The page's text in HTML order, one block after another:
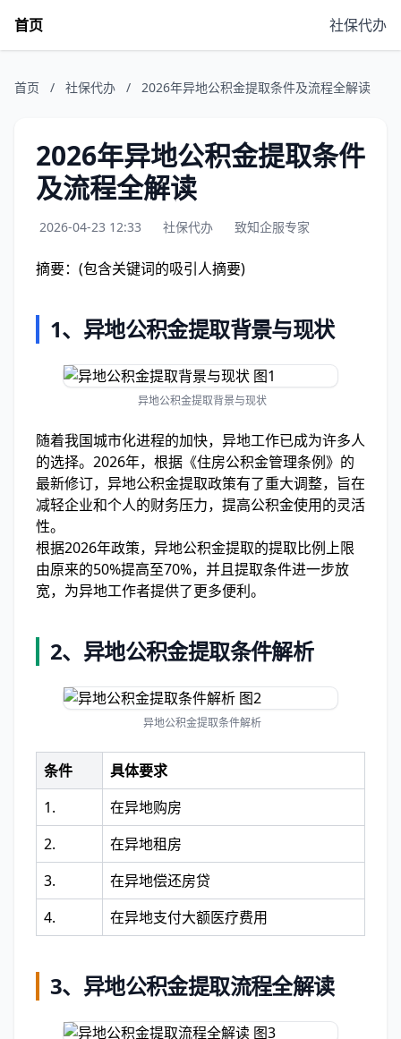
首页 社保代办
首页 / 社保代办 / 2026年异地公积金提取条件及流程全解读
2026年异地公积金提取条件
及流程全解读
2026-04-23 12:33 社保代办 致知企服专家
摘要：(包含关键词的吸引人摘要)
1、 异地公积金提取背景与现状
异地公积金提取背景与现状
随着我国城市化进程的加快，异地工作已成为许多人
的选择。2026年，根据《住房公积金管理条例》的
最新修订，异地公积金提取政策有了重大调整，旨在
减轻企业和个人的财务压力，提高公积金使用的灵活
性。
根据2026年政策，异地公积金提取的提取比例上限
由原来的50%提高至70%，并且提取条件进一步放
宽，为异地工作者提供了更多便利。
2、 异地公积金提取条件解析
异地公积金提取条件解析
条件
具体要求
1.
在异地购房
2.
在异地租房
3.
在异地偿还房贷
4.
在异地支付大额医疗费用
3、 异地公积金提取流程全解读